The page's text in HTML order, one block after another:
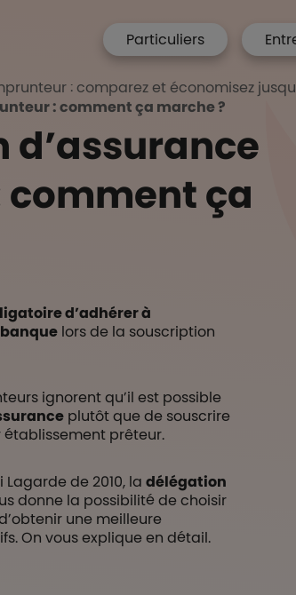
Accueil
menu hp
Particuliers
: comparez et économisez
: comment ça marche ?
d’assurance
ça
d’adhérer à
lors de la souscription
ignorent qu’il est possible
plutôt que de souscrire
prêteur.
de 2010, la délégation
donne la possibilité de choisir
une meilleure
On vous explique en détail.